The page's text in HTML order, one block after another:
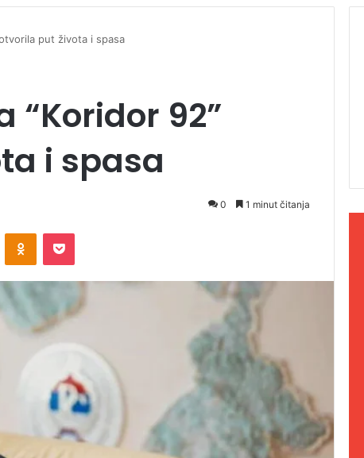
put života i spasa
“Koridor 92”
i spasa
0 1 minut čitanja